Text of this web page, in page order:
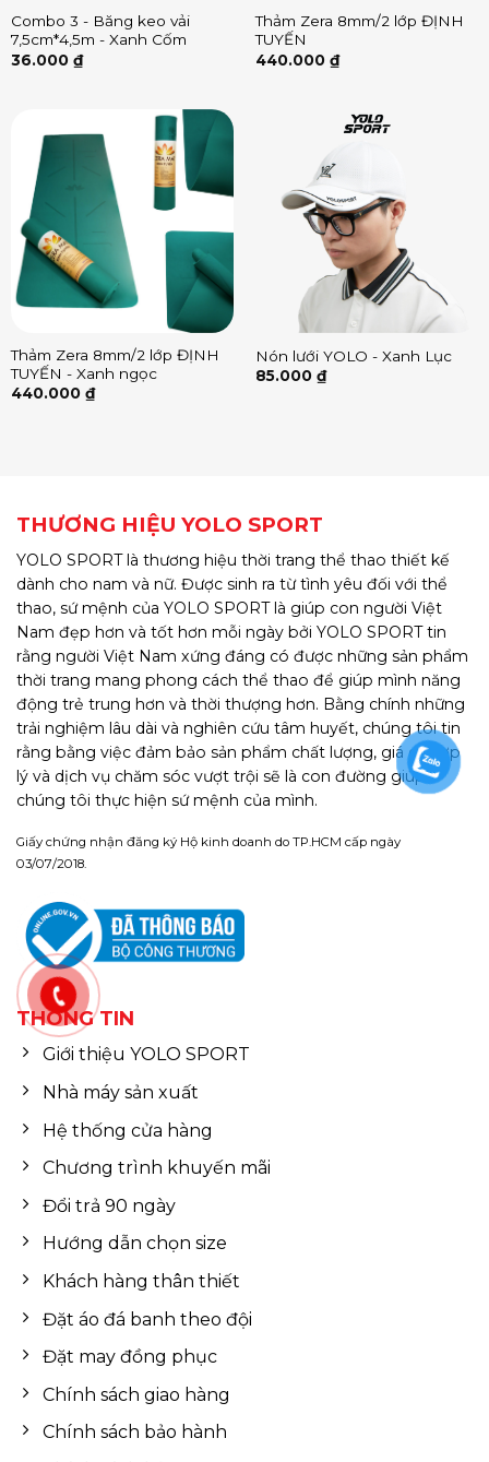
Combo 3 - Băng keo vải
7,5cm*4,5m - Xanh Cốm
36.000 ₫
Thảm Zera 8mm/2 lớp ĐỊNH
TUYẾN
440.000 ₫
Thảm Zera 8mm/2 lớp ĐỊNH
TUYẾN - Xanh ngọc
440.000 ₫
Nón lưới YOLO - Xanh Lục
85.000 ₫
THƯƠNG HIỆU YOLO SPORT
YOLO SPORT là thương hiệu thời trang thể thao thiết kế
dành cho nam và nữ. Được sinh ra từ tình yêu đối với thể
thao, sứ mệnh của YOLO SPORT là giúp con người Việt
Nam đẹp hơn và tốt hơn mỗi ngày bởi YOLO SPORT tin
rằng người Việt Nam xứng đáng có được những sản phẩm
thời trang mang phong cách thể thao để giúp mình năng
động trẻ trung hơn và thời thượng hơn. Bằng chính những
trải nghiệm lâu dài và nghiên cứu tâm huyết, chúng tôi tin
rằng bằng việc đảm bảo sản phẩm chất lượng, giá cả hợp
lý và dịch vụ chăm sóc vượt trội sẽ là con đường giúp
chúng tôi thực hiện sứ mệnh của mình.
Giấy chứng nhận đăng ký Hộ kinh doanh do TP.HCM cấp ngày
03/07/2018.
THÔNG TIN
Giới thiệu YOLO SPORT
Nhà máy sản xuất
Hệ thống cửa hàng
Chương trình khuyến mãi
Đổi trả 90 ngày
Hướng dẫn chọn size
Khách hàng thân thiết
Đặt áo đá banh theo đội
Đặt may đồng phục
Chính sách giao hàng
Chính sách bảo hành